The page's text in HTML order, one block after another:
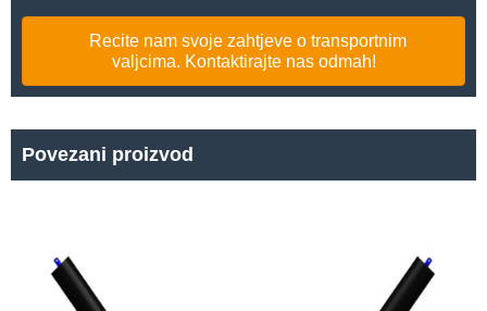
Recite nam svoje zahtjeve o transportnim
valjcima. Kontaktirajte nas odmah!
Povezani proizvod